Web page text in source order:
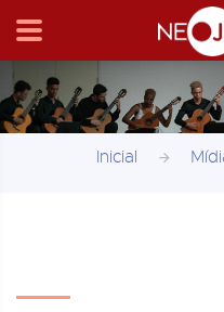
Inicial